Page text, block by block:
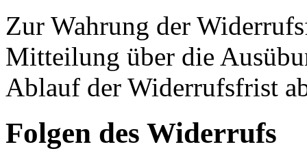
Zur Wahrung der
Mitteilung über die
Ablauf der Widerrufsfrist
Folgen des Widerrufs